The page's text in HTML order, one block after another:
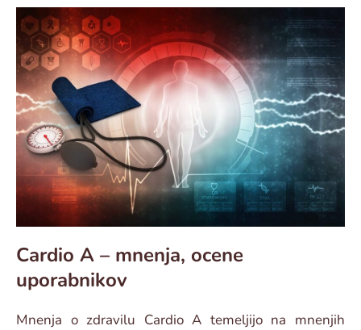
Cardio A – mnenja, ocene
uporabnikov
Mnenja o zdravilu Cardio A temeljijo na mnenjih